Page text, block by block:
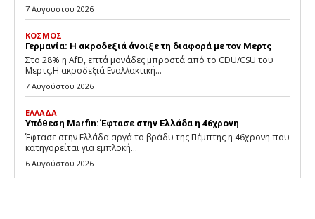
7 Αυγούστου 2026
ΚΟΣΜΟΣ
Γερμανία: Η ακροδεξιά άνοιξε τη διαφορά με τον Μερτς
Στο 28% η AfD, επτά μονάδες μπροστά από το CDU/CSU του
Μερτς.Η ακροδεξιά Εναλλακτική...
7 Αυγούστου 2026
ΕΛΛΑΔΑ
Υπόθεση Marfin: Έφτασε στην Ελλάδα η 46χρονη
Έφτασε στην Ελλάδα αργά το βράδυ της Πέμπτης η 46χρονη που
κατηγορείται για εμπλοκή...
6 Αυγούστου 2026